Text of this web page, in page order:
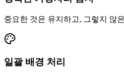
중요한 것은 유지하고, 그렇지 않
일괄 배경 처리